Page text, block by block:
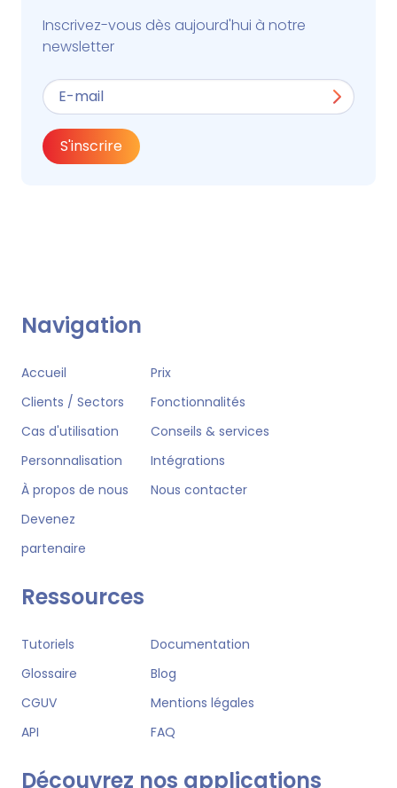
Inscrivez-vous dès aujourd'hui à notre
newsletter
S'inscrire
Navigation
Accueil
Prix
Clients / Sectors
Fonctionnalités
Cas d'utilisation
Conseils & services
Personnalisation
Intégrations
À propos de nous
Nous contacter
Devenez
partenaire
Ressources
Tutoriels
Documentation
Glossaire
Blog
CGUV
Mentions légales
API
FAQ
Découvrez nos applications